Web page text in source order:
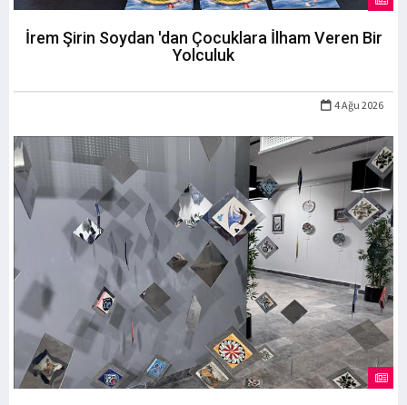
İrem Şirin Soydan 'dan Çocuklara İlham Veren Bir
Yolculuk
4 Ağu 2026